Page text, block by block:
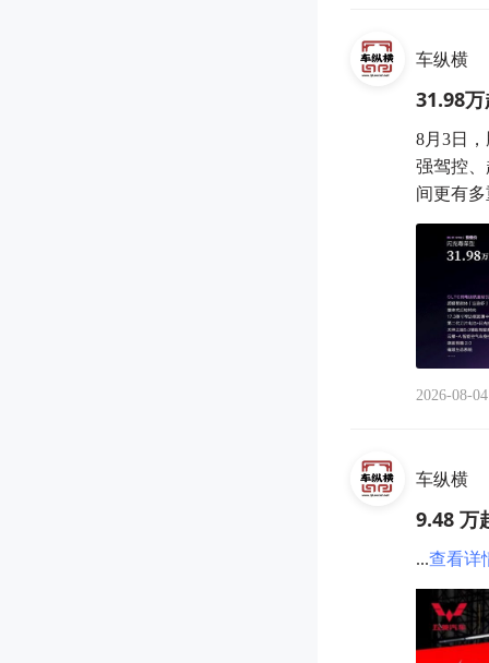
车纵横
31.98
8月3日
强驾控
间更有
2026-08-04
车纵横
9.48 万
...查看详